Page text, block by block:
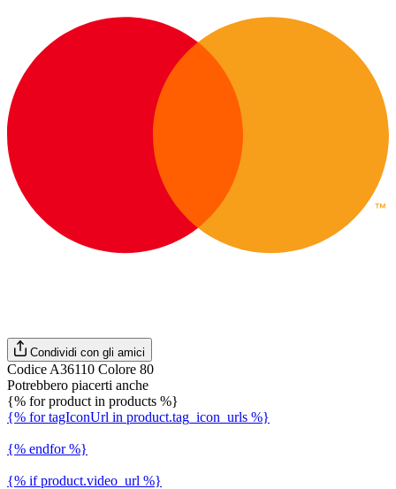
Condividi con gli amici
Codice A36110 Colore 80
Potrebbero piacerti anche
{% for product in products %}
{% for tagIconUrl in product.tag_icon_urls %}
{% endfor %}
{% if product.video_url %}